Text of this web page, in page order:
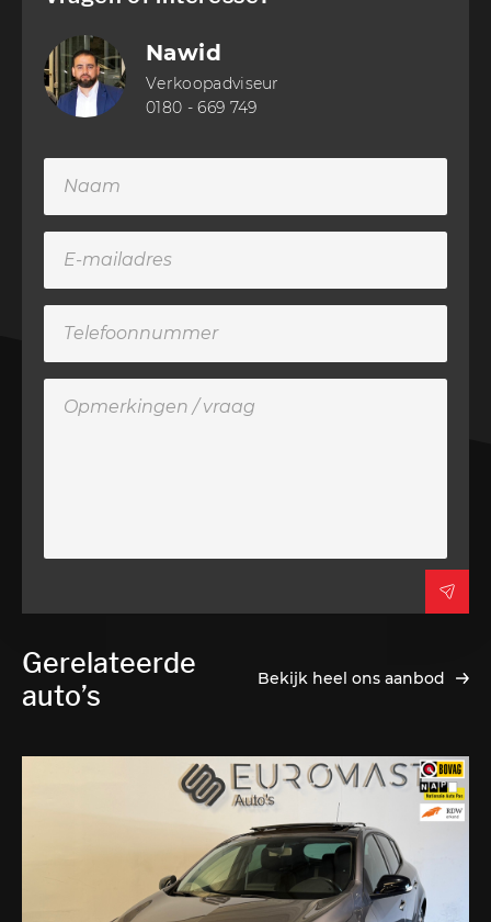
Nawid
Verkoopadviseur
0180 - 669 749
Gerelateerde
auto’s
Bekijk heel ons aanbod